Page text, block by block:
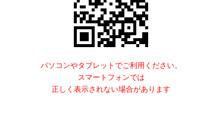
パソコンやタブレットでご利用ください。
スマートフォンでは
正しく表示されない場合があります